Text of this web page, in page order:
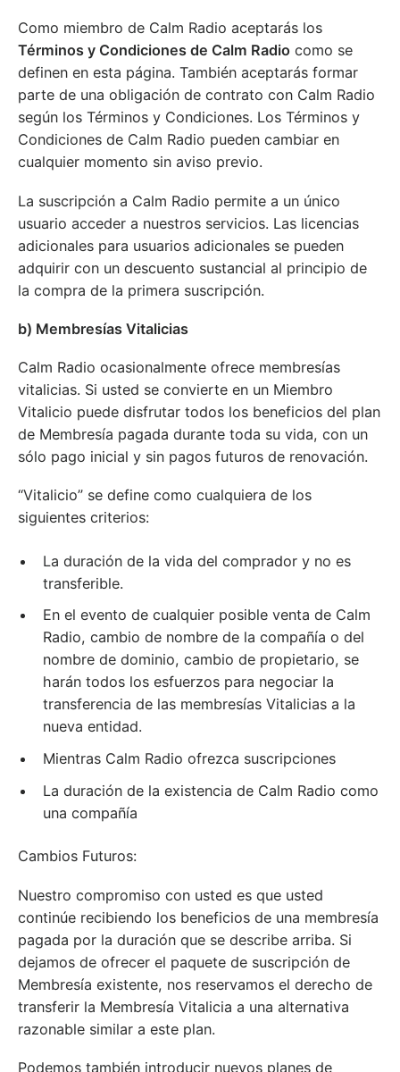
Como miembro de Calm Radio aceptarás los
Términos y Condiciones de Calm Radio como se
definen en esta página. También aceptarás formar
parte de una obligación de contrato con Calm Radio
según los Términos y Condiciones. Los Términos y
Condiciones de Calm Radio pueden cambiar en
cualquier momento sin aviso previo.
La suscripción a Calm Radio permite a un único
usuario acceder a nuestros servicios. Las licencias
adicionales para usuarios adicionales se pueden
adquirir con un descuento sustancial al principio de
la compra de la primera suscripción.
b) Membresías Vitalicias
Calm Radio ocasionalmente ofrece membresías
vitalicias. Si usted se convierte en un Miembro
Vitalicio puede disfrutar todos los beneficios del plan
de Membresía pagada durante toda su vida, con un
sólo pago inicial y sin pagos futuros de renovación.
“Vitalicio” se define como cualquiera de los
siguientes criterios:
La duración de la vida del comprador y no es
transferible.
En el evento de cualquier posible venta de Calm
Radio, cambio de nombre de la compañía o del
nombre de dominio, cambio de propietario, se
harán todos los esfuerzos para negociar la
transferencia de las membresías Vitalicias a la
nueva entidad.
Mientras Calm Radio ofrezca suscripciones
La duración de la existencia de Calm Radio como
una compañía
Cambios Futuros:
Nuestro compromiso con usted es que usted
continúe recibiendo los beneficios de una membresía
pagada por la duración que se describe arriba. Si
dejamos de ofrecer el paquete de suscripción de
Membresía existente, nos reservamos el derecho de
transferir la Membresía Vitalicia a una alternativa
razonable similar a este plan.
Podemos también introducir nuevos planes de